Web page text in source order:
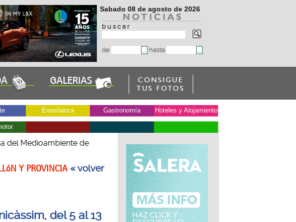
Sabado 08 de agosto de 2026
b u s c a r
de hasta
Enseñanza Gastronomía Hoteles y Alojamiento
del Medioambiente de
Y PROVINCIA« volver
del 5 al 13